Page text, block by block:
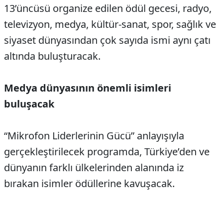
13’üncüsü organize edilen ödül gecesi, radyo,
televizyon, medya, kültür-sanat, spor, sağlık ve
siyaset dünyasından çok sayıda ismi aynı çatı
altında buluşturacak.
Medya dünyasının önemli isimleri
buluşacak
“Mikrofon Liderlerinin Gücü” anlayışıyla
gerçekleştirilecek programda, Türkiye’den ve
dünyanın farklı ülkelerinden alanında iz
bırakan isimler ödüllerine kavuşacak.